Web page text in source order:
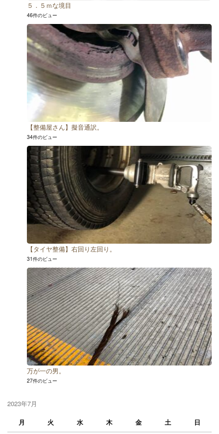
５．５ｍな境目
46件のビュー
【整備屋さん】擬音通訳。
34件のビュー
【タイヤ整備】右回り左回り。
31件のビュー
万が一の男。
27件のビュー
2023年7月
月
火 水 木 金 土 日